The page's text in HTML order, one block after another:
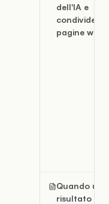
dell'IA e
condividere
pagine web
Quando un
risultato